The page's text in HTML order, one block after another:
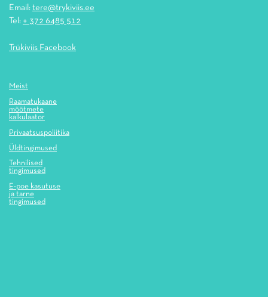
Email: tere@trykiviis.ee
Tel: + 372 6485 512
Trükiviis Facebook
Meist
Raamatukaane
mõõtmete
kalkulaator
Privaatsuspoliitika
Üldtingimused
Tehnilised
tingimused
E-poe kasutuse
ja tarne
tingimused